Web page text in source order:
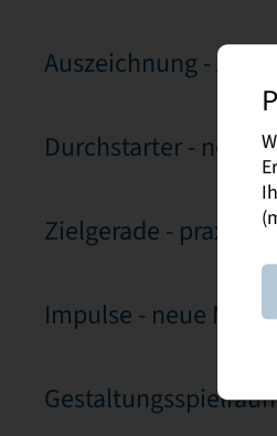
Auszeichnung -
Durchstarter - neue
Zielgerade -
Impulse - neue